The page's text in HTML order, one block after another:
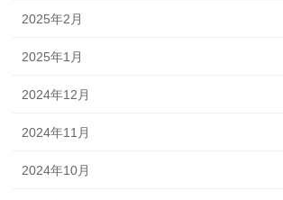
2025年2月
2025年1月
2024年12月
2024年11月
2024年10月